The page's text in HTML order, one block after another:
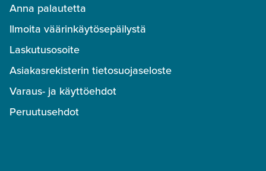
Anna palautetta
Ilmoita väärinkäytösepäilystä
Laskutusosoite
Asiakasrekisterin tietosuojaseloste
Varaus- ja käyttöehdot
Peruutusehdot